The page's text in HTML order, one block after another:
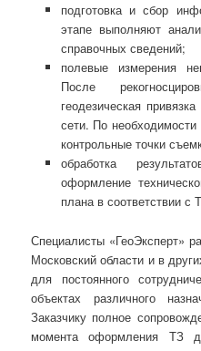
подготовка и сбор
этапе выполняют
справочных сведений;
полевые измерения
После
геодезическая
сети. По
контрольные точки
обработка
оформление
плана в соответствии с
Специалисты «ГеоЭксперт»
Московский области и в
для постоянного
объектах различного
Заказчику полное
момента оформления ТЗ